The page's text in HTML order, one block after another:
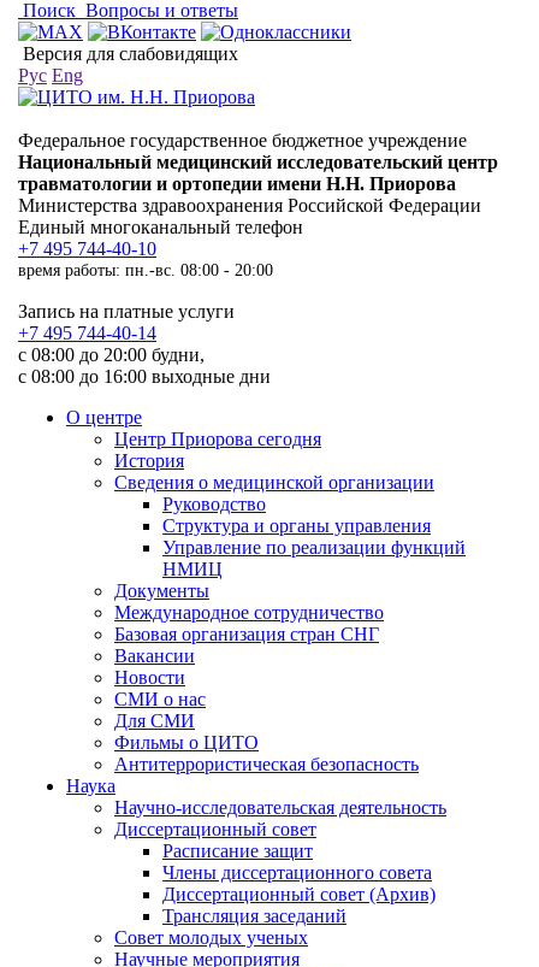
Поиск Вопросы и ответы
Версия для слабовидящих
Рус Eng
Федеральное государственное бюджетное учреждение
Национальный медицинский исследовательский центр
травматологии и ортопедии имени Н.Н. Приорова
Министерства здравоохранения Российской Федерации
Единый многоканальный телефон
+7 495 744-40-10
время работы: пн.-вс. 08:00 - 20:00
Запись на платные услуги
+7 495 744-40-14
с 08:00 до 20:00 будни,
с 08:00 до 16:00 выходные дни
О центре
Центр Приорова сегодня
История
Сведения о медицинской организации
Руководство
Структура и органы управления
Управление по реализации функций
НМИЦ
Документы
Международное сотрудничество
Базовая организация стран СНГ
Вакансии
Новости
СМИ о нас
Для СМИ
Фильмы о ЦИТО
Антитеррористическая безопасность
Наука
Научно-исследовательская деятельность
Диссертационный совет
Расписание защит
Члены диссертационного совета
Диссертационный совет (Архив)
Трансляция заседаний
Совет молодых ученых
Научные мероприятия